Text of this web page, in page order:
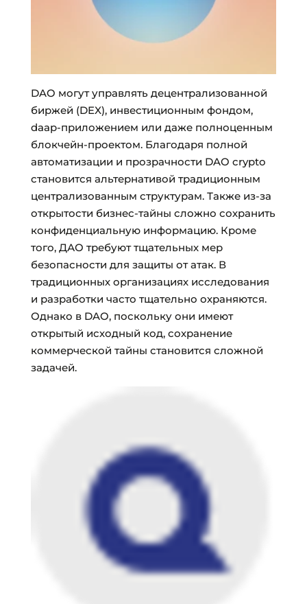
DAO могут управлять децентрализованной
биржей (DEX), инвестиционным фондом,
daap-приложением или даже полноценным
блокчейн-проектом. Благодаря полной
автоматизации и прозрачности DAO crypto
становится альтернативой традиционным
централизованным структурам. Также из-за
открытости бизнес-тайны сложно сохранить
конфиденциальную информацию. Кроме
того, ДАО требуют тщательных мер
безопасности для защиты от атак. В
традиционных организациях исследования
и разработки часто тщательно охраняются.
Однако в DAO, поскольку они имеют
открытый исходный код, сохранение
коммерческой тайны становится сложной
задачей.